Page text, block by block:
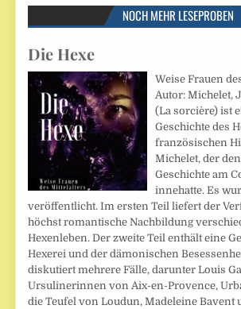
NOCH MEHR LESEPROBEN
Die Hexe
Weise Frauen
Autor: Michelet,
(La sorcière) ist
Geschichte des
französischen
Michelet, der
Geschichte am
innehatte. Es
veröffentlicht. Im ersten Teil liefert der
höchst romantische Nachbildung
Hexenleben. Der zweite Teil enthält eine
Hexerei und der dämonischen
diskutiert mehrere Fälle, darunter Louis
Ursulinerinnen von Aix-en-Provence,
die Teufel von Loudun, Madeleine Bavent